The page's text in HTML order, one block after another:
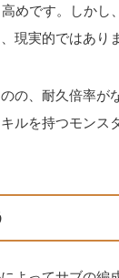
めです。しかし
現実的ではあり
の、耐久倍率が
ルを持つモンス